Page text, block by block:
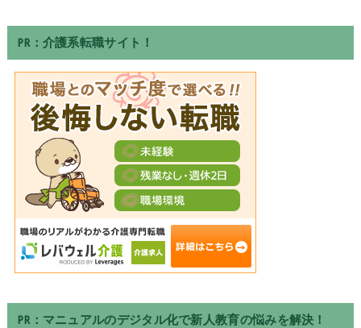
PR：介護系転職サイト！
PR：マニュアルのデジタル化で新人教育の悩みを解決！